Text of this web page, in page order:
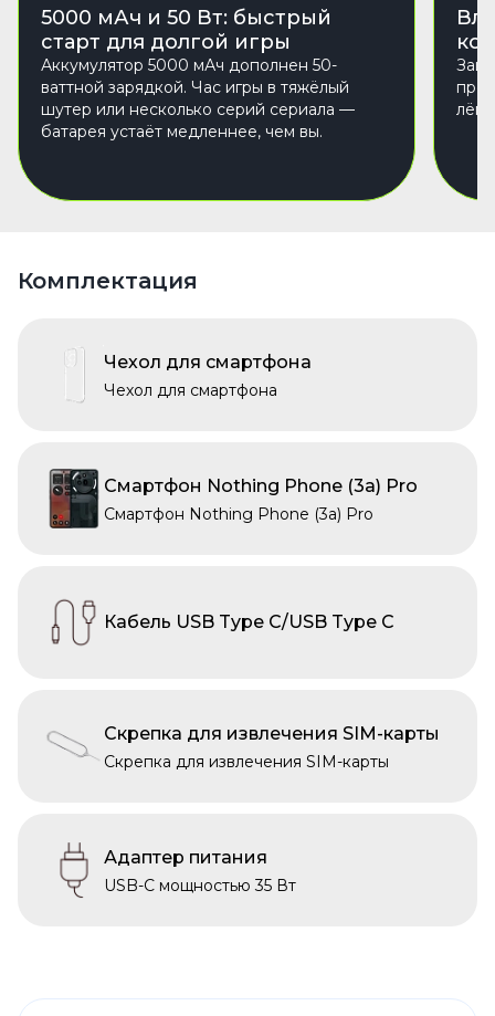
5000 мАч и 50 Вт: быстрый
старт для долгой игры
Аккумулятор 5000 мАч дополнен 50-
ваттной зарядкой. Час игры в тяжёлый
шутер или несколько серий сериала —
батарея устаёт медленнее, чем вы.
Комплектация
Чехол для смартфона
Чехол для смартфона
Смартфон Nothing Phone (3a) Pro
Смартфон Nothing Phone (3a) Pro
Кабель USB Type C/USB Type C
Скрепка для извлечения SIM-карты
Скрепка для извлечения SIM-карты
Адаптер питания
USB-C мощностью 35 Вт